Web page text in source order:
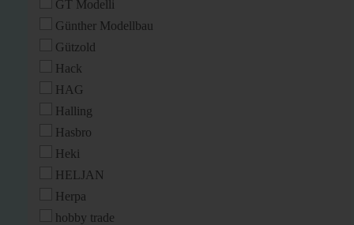
GT Modelli
Günther Modellbau
Gützold
Hack
HAG
Halling
Hasbro
Heki
HELJAN
Herpa
hobby trade